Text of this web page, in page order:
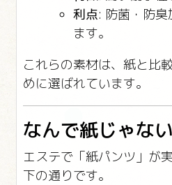
利点: 防菌・防
ます。
これらの素材は、紙と比
めに選ばれています。
なんで紙じゃな
エステで「紙パンツ」が
下の通りです。